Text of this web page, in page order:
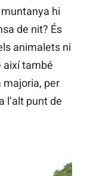
hi
de nit? És
animalets ni
així també
majoria, per
l’alt punt de